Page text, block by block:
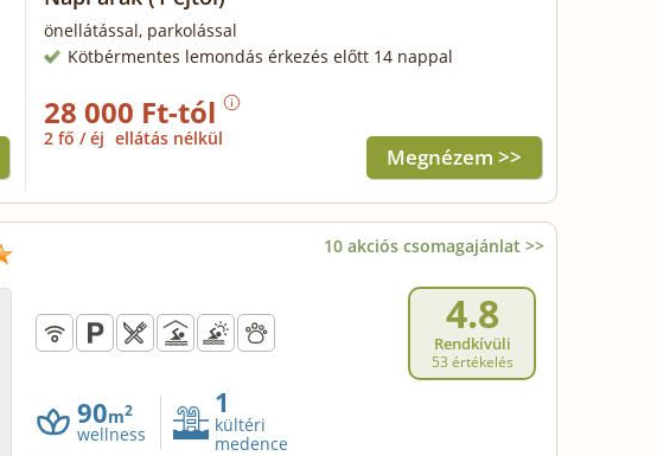
önellátással, parkolással
Kötbérmentes lemondás érkezés előtt 14 nappal
28 000 Ft-tól
2 fő / éj ellátás nélkül
Megnézem >>
10 akciós csomagajánlat >>
4.8
Rendkívüli
53 értékelés
90m2
wellness
1
kültéri
medence